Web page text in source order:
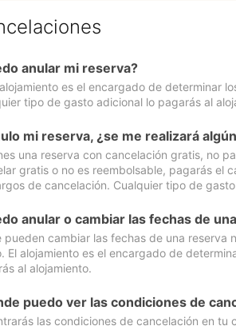
anular mi reserva?
es el encargado de determinar
tipo de gasto adicional lo pagarás al
mi reserva, ¿se me realizará
una reserva con cancelación gratis, no
gratis o no es reembolsable, pagarás el
de cancelación. Cualquier tipo de
anular o cambiar las fechas de
pueden cambiar las fechas de una reserva
El alojamiento es el encargado de
al alojamiento.
puedo ver las condiciones de
las condiciones de cancelación en tu